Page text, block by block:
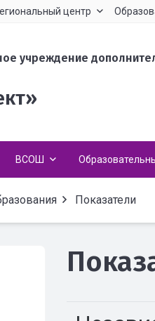
центр
учреждение
ВСОШ
Показатели